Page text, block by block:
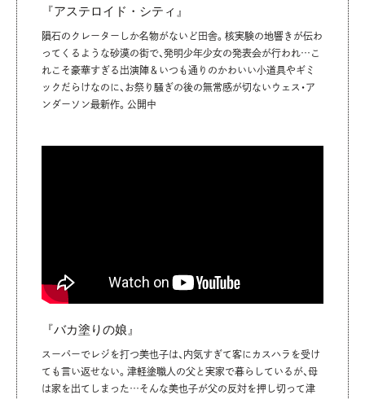
『アステロイド・シティ』
隕石のクレーターしか名物がないど田舎。核実験の地響きが伝わ
ってくるような砂漠の街で、発明少年少女の発表会が行われ…こ
れこそ豪華すぎる出演陣＆いつも通りのかわいい小道具やギミ
ックだらけなのに、お祭り騒ぎの後の無常感が切ないウェス・ア
ンダーソン最新作。公開中
『バカ塗りの娘』
スーパーでレジを打つ美也子は、内気すぎて客にカスハラを受け
ても言い返せない。津軽塗職人の父と実家で暮らしているが、母
は家を出てしまった…そんな美也子が父の反対を押し切って津